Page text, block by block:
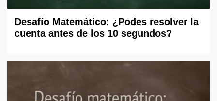
Desafío Matemático: ¿Podes resolver la
cuenta antes de los 10 segundos?